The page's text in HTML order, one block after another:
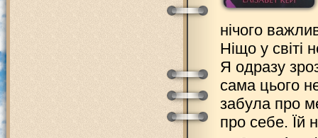
нічого
Ніщо у світі
Я одразу
сама цього
забула про
про себе. Їй